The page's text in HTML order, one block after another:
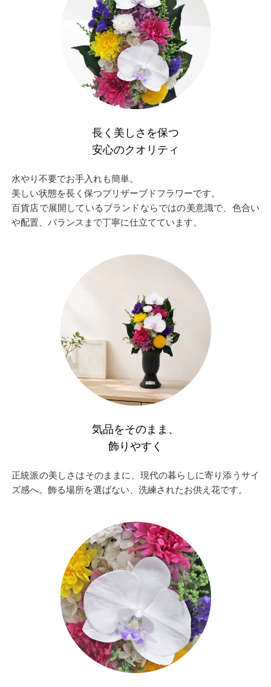
長く美しさを保つ
安心のクオリティ
水やり不要でお手入れも簡単。
美しい状態を長く保つプリザーブドフラワーです。
百貨店で展開しているブランドならではの美意識で、色合い
や配置、バランスまで丁寧に仕立てています。
気品をそのまま、
飾りやすく
正統派の美しさはそのままに、現代の暮らしに寄り添うサイ
ズ感へ。飾る場所を選ばない、洗練されたお供え花です。